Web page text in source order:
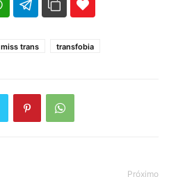
miss trans transfobia
Próximo